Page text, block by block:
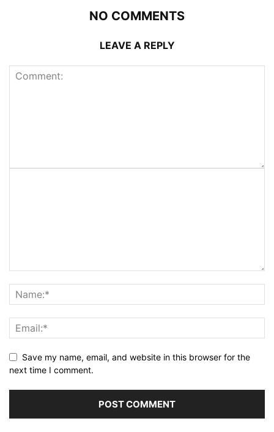
NO COMMENTS
LEAVE A REPLY
Save my name, email, and website in this browser for the
next time I comment.